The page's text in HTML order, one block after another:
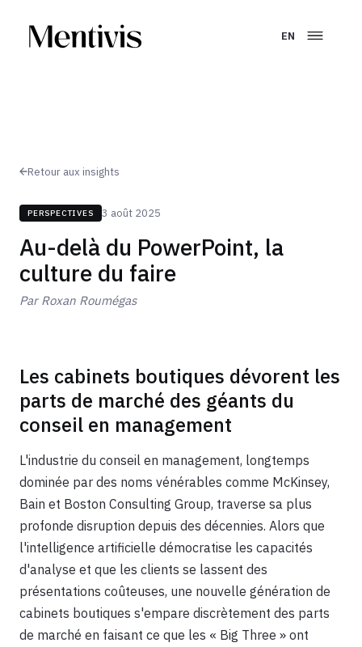
EN
Retour aux insights
PERSPECTIVES 3 août 2025
Au-delà du PowerPoint, la
culture du faire
Par Roxan Roumégas
Les cabinets boutiques dévorent les
parts de marché des géants du
conseil en management
L'industrie du conseil en management, longtemps
dominée par des noms vénérables comme McKinsey,
Bain et Boston Consulting Group, traverse sa plus
profonde disruption depuis des décennies. Alors que
l'intelligence artificielle démocratise les capacités
d'analyse et que les clients se lassent des
présentations coûteuses, une nouvelle génération de
cabinets boutiques s'empare discrètement des parts
de marché en faisant ce que les « Big Three » ont